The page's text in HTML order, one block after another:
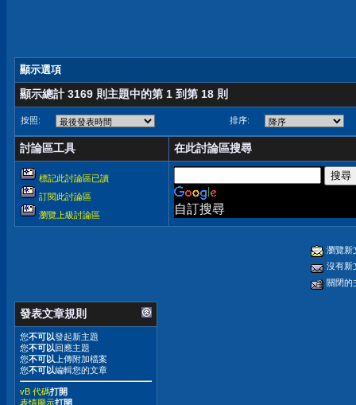
顯示選項
顯示總計 3169 則主題中的第 1 到第 18 則
按照: 排序:
討論區工具 在此討論區搜尋
標記此討論區已讀
訂閱此討論區
瀏覽上級討論區
自訂搜尋
瀏覽新
沒有新
關閉的
發表文章規則
您不可以發起新主題
您不可以回應主題
您不可以 上傳附加檔案
您不可以編輯您的文章
vB 代碼打開
表情圖示打開